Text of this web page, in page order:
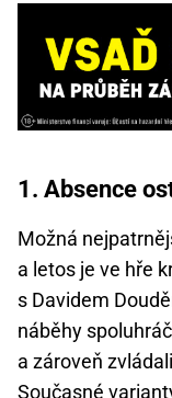
1. Absence
Možná
a letos je ve hře
s Davidem
náběhy
a zároveň
Současné